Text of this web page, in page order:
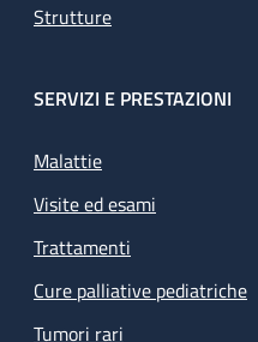
Strutture
SERVIZI E PRESTAZIONI
Malattie
Visite ed esami
Trattamenti
Cure palliative pediatriche
Tumori rari